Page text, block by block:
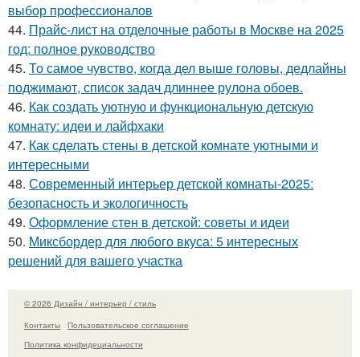
выбор профессионалов
44. Прайс-лист на отделочные работы в Москве на 2025
год: полное руководство
45. То самое чувство, когда дел выше головы, дедлайны
поджимают, список задач длиннее рулона обоев.
46. Как создать уютную и функциональную детскую
комнату: идеи и лайфхаки
47. Как сделать стены в детской комнате уютными и
интересными
48. Современный интерьер детской комнаты-2025:
безопасность и экологичность
49. Оформление стен в детской: советы и идеи
50. Миксбордер для любого вкуса: 5 интересных
решений для вашего участка
© 2026 Дизайн / интерьер / стиль
Контакты
Пользовательское соглашение
Политика конфидециальности